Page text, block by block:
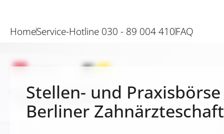
HomeService-Hotline 030 - 89 004 410FAQ
Stellen- und
Berliner Zahnärzteschaft